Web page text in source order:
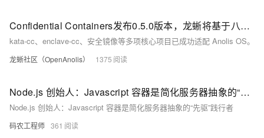
Confidential Containers发布0.5.0版本，龙蜥将基于八大特性构建开箱即用的机密容器解决方案
kata-cc、enclave-cc、安全镜像等多项核心项目已成功适配 Anolis OS。
龙蜥社区（OpenAnolis） 1375
Node.js 创始人：Javascript 容器是简化服务器抽象的“先驱”践行者
Node.js 创始人：Javascript 容器是简化服务器抽象的“先驱”践行者
码农工程师 361